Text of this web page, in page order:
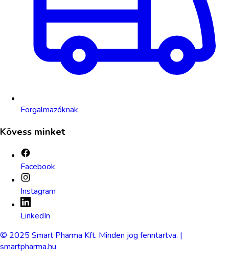
Forgalmazóknak
Kövess minket
Facebook
Instagram
LinkedIn
© 2025 Smart Pharma Kft. Minden jog fenntartva. |
smartpharma.hu